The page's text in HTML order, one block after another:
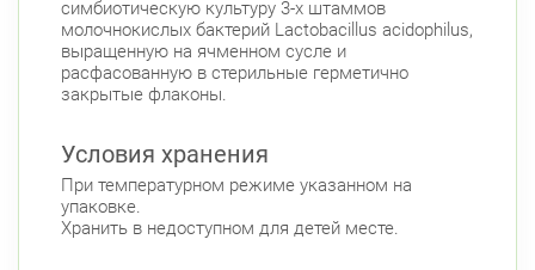
симбиотическую культуру 3-х штаммов
молочнокислых бактерий Lactobacillus acidophilus,
выращенную на ячменном сусле и
расфасованную в стерильные герметично
закрытые флаконы.
Условия хранения
При температурном режиме указанном на
упаковке.
Хранить в недоступном для детей месте.